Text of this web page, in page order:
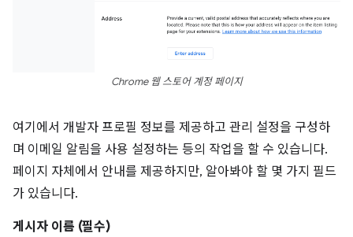
Chrome 웹 스토어 계정 페이지
여기에서 개발자 프로필 정보를 제공하고 관리 설정을 구성하
며 이메일 알림을 사용 설정하는 등의 작업을 할 수 있습니다.
페이지 자체에서 안내를 제공하지만, 알아봐야 할 몇 가지 필드
가 있습니다.
게시자 이름 (필수)